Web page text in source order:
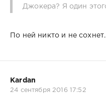
Джокера? Я один
По ней никто и не
Kardan
24 сентября 2016 17:52